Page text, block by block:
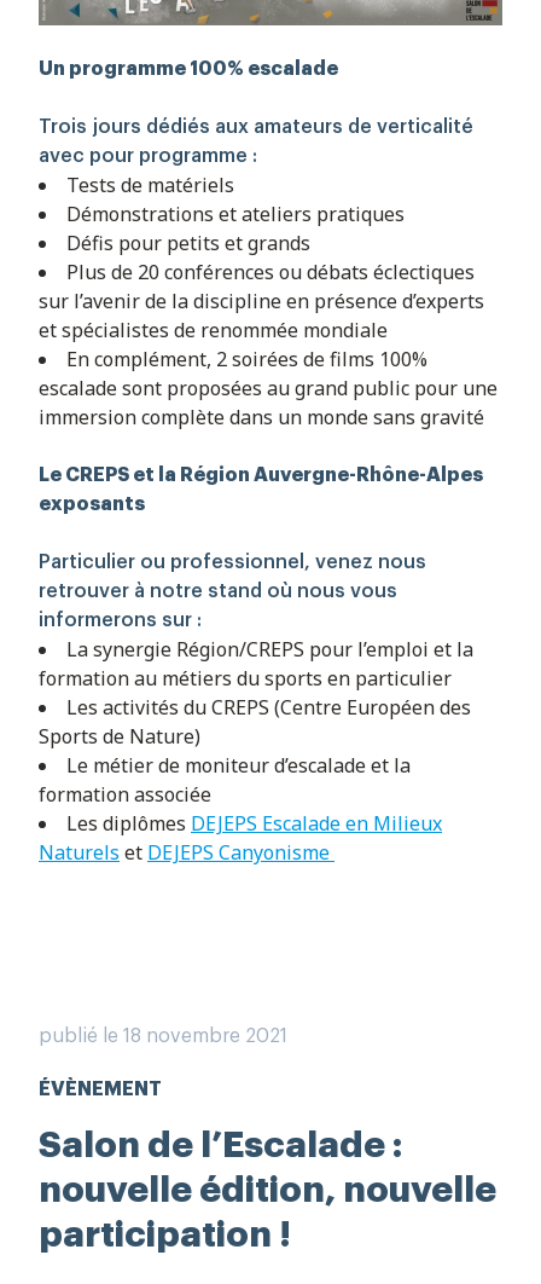
Un programme 100% escalade
Trois jours dédiés aux amateurs de verticalité
avec pour programme :
Tests de matériels
Démonstrations et ateliers pratiques
Défis pour petits et grands
Plus de 20 conférences ou débats éclectiques
sur l’avenir de la discipline en présence d’experts
et spécialistes de renommée mondiale
En complément, 2 soirées de films 100%
escalade sont proposées au grand public pour une
immersion complète dans un monde sans gravité
Le CREPS et la Région Auvergne-Rhône-Alpes
exposants
Particulier ou professionnel, venez nous
retrouver à notre stand où nous vous
informerons sur :
La synergie Région/CREPS pour l’emploi et la
formation au métiers du sports en particulier
Les activités du CREPS (Centre Européen des
Sports de Nature)
Le métier de moniteur d’escalade et la
formation associée
Les diplômes DEJEPS Escalade en Milieux
Naturels et DEJEPS Canyonisme
publié le 18 novembre 2021
ÉVÈNEMENT
Salon de l’Escalade :
nouvelle édition, nouvelle
participation !